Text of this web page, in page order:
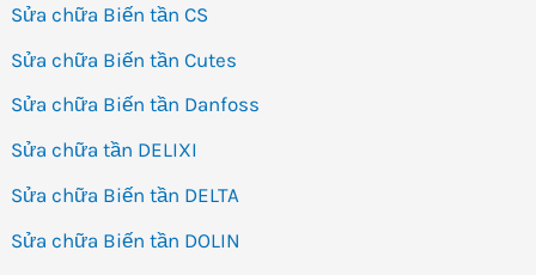
Sửa chữa Biến tần CS
Sửa chữa Biến tần Cutes
Sửa chữa Biến tần Danfoss
Sửa chữa tần DELIXI
Sửa chữa Biến tần DELTA
Sửa chữa Biến tần DOLIN